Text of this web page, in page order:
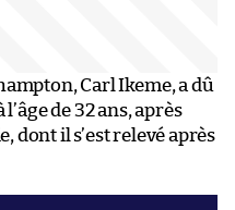
Carl Ikeme, a dû
de 32 ans, après
dont il s’est relevé après